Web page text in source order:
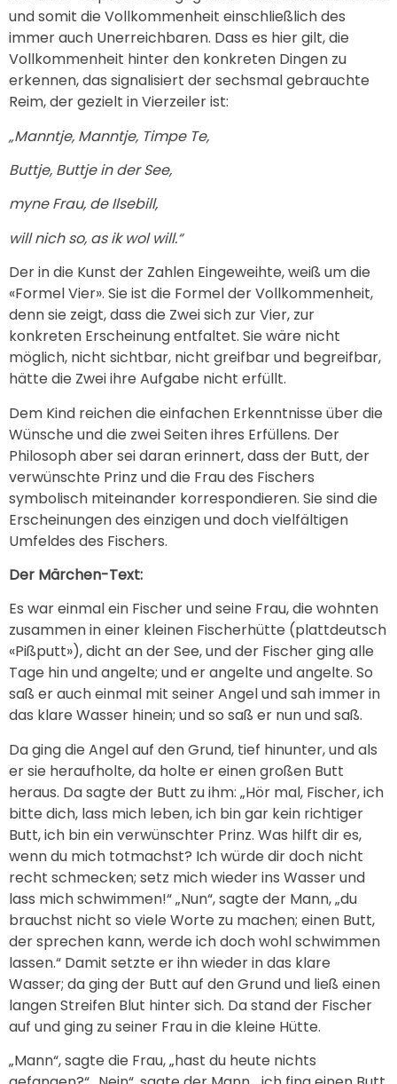
und somit die Vollkommenheit einschließlich des
immer auch Unerreichbaren. Dass es hier gilt, die
Vollkommenheit hinter den konkreten Dingen zu
erkennen, das signalisiert der sechsmal gebrauchte
Reim, der gezielt in Vierzeiler ist:
„Manntje, Manntje, Timpe Te,
Buttje, Buttje in der See,
myne Frau, de Ilsebill,
will nich so, as ik wol will.“
Der in die Kunst der Zahlen Eingeweihte, weiß um die
«Formel Vier». Sie ist die Formel der Vollkommenheit,
denn sie zeigt, dass die Zwei sich zur Vier, zur
konkreten Erscheinung entfaltet. Sie wäre nicht
möglich, nicht sichtbar, nicht greifbar und begreifbar,
hätte die Zwei ihre Aufgabe nicht erfüllt.
Dem Kind reichen die einfachen Erkenntnisse über die
Wünsche und die zwei Seiten ihres Erfüllens. Der
Philosoph aber sei daran erinnert, dass der Butt, der
verwünschte Prinz und die Frau des Fischers
symbolisch miteinander korrespondieren. Sie sind die
Erscheinungen des einzigen und doch vielfältigen
Umfeldes des Fischers.
Der Märchen-Text:
Es war einmal ein Fischer und seine Frau, die wohnten
zusammen in einer kleinen Fischerhütte (plattdeutsch
«Pißputt»), dicht an der See, und der Fischer ging alle
Tage hin und angelte; und er angelte und angelte. So
saß er auch einmal mit seiner Angel und sah immer in
das klare Wasser hinein; und so saß er nun und saß.
Da ging die Angel auf den Grund, tief hinunter, und als
er sie heraufholte, da holte er einen großen Butt
heraus. Da sagte der Butt zu ihm: „Hör mal, Fischer, ich
bitte dich, lass mich leben, ich bin gar kein richtiger
Butt, ich bin ein verwünschter Prinz. Was hilft dir es,
wenn du mich totmachst? Ich würde dir doch nicht
recht schmecken; setz mich wieder ins Wasser und
lass mich schwimmen!“ „Nun“, sagte der Mann, „du
brauchst nicht so viele Worte zu machen; einen Butt,
der sprechen kann, werde ich doch wohl schwimmen
lassen.“ Damit setzte er ihn wieder in das klare
Wasser; da ging der Butt auf den Grund und ließ einen
langen Streifen Blut hinter sich. Da stand der Fischer
auf und ging zu seiner Frau in die kleine Hütte.
„Mann“, sagte die Frau, „hast du heute nichts